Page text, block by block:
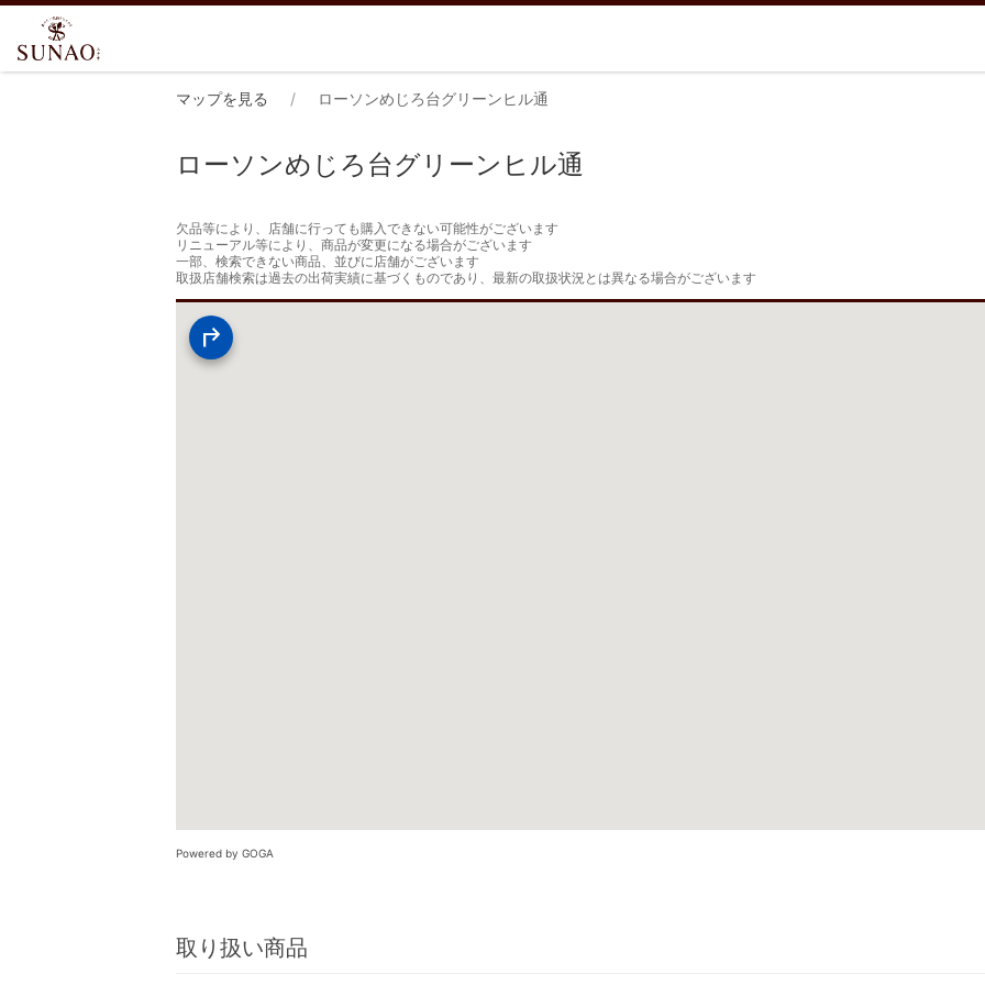
マップを見る ローソンめじろ台グリーンヒル通
ローソンめじろ台グリーンヒル通
欠品等により、店舗に行っても購入できない可能性がございます
リニューアル等により、商品が変更になる場合がございます
一部、検索できない商品、並びに店舗がございます
取扱店舗検索は過去の出荷実績に基づくものであり、最新の取扱状況とは異なる場合がございます
Powered by GOGA
取り扱い商品